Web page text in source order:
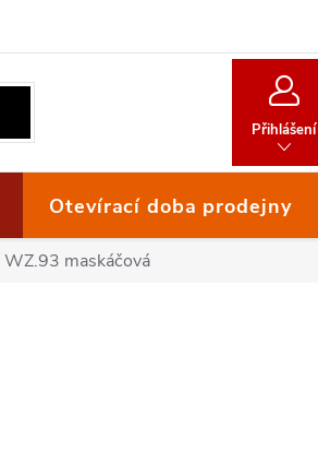
Přihlášení
Otevírací doba prodejny
maskáčová